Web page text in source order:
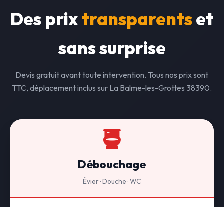
Des prixtransparentset
sans surprise
Devis gratuit avant toute intervention. Tous nos prix sont
TTC, déplacement inclus sur La Balme-les-Grottes 38390.
Débouchage
Évier · Douche · WC